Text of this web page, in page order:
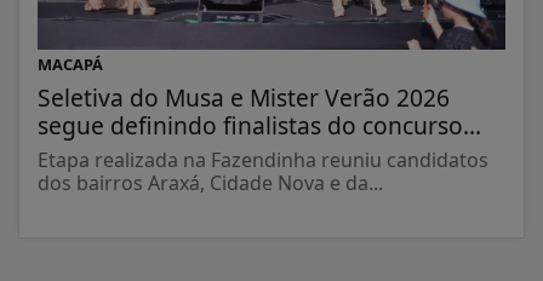
MACAPÁ
Seletiva do Musa e Mister Verão 2026
segue definindo finalistas do concurso...
Etapa realizada na Fazendinha reuniu candidatos
dos bairros Araxá, Cidade Nova e da...